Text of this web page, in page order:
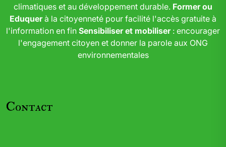
climatiques et au développement durable. Former ou
Eduquerà la citoyenneté pour facilité l'accès gratuite à
l'information en fin Sensibiliser et mobiliser: encourager
l'engagement citoyen et donner la parole aux ONG
environnementales
Contact